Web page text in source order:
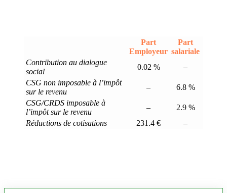
Part
Employeur
Part
salariale
Contribution au dialogue
social
0.02 %
–
CSG non imposable à l’impôt
sur le revenu
–
6.8 %
CSG/CRDS imposable à
l’impôt sur le revenu
–
2.9 %
Réductions de cotisations
231.4 € –